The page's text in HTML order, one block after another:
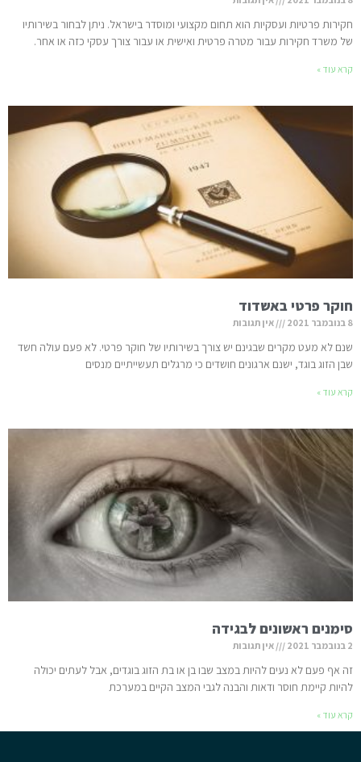
חקירות פרטיות ועסקיות הוא תחום מקצועי ומוסדר בישראל. ניתן לבחור בשירותיו
של משרד חקירות עבור מטרה פרטית ואישית או עבור צורך עסקי כזה או אחר.
קרא עוד »
חוקר פרטי באשדוד
8 בנובמבר 2021 אין תגובות
שנם לא מעט מקרים שבגינם יש צורך בשירותיו של חוקר פרטי. לא פעם עולה חשד
שבן הזוג בוגד, ישנם ארגונים חושדים כי מרגלים תעשייתיים מנסים
קרא עוד »
סימנים ראשונים לבגידה
2 בנובמבר 2021 אין תגובות
זה אף פעם לא נעים להיות במצב שבו בן או בת הזוג בוגדים, אבל לעתים יכולה
להיות קיימת חוסר ודאות והבנה לגבי המצב הקיים במערכת
קרא עוד »